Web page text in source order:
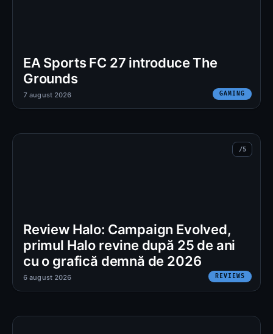
EA Sports FC 27 introduce The
Grounds
GAMING
7 august 2026
Review Halo: Campaign Evolved,
primul Halo revine după 25 de ani
cu o grafică demnă de 2026
REVIEWS
6 august 2026